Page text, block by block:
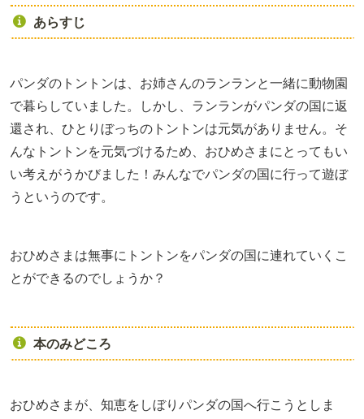
あらすじ
パンダのトントンは、お姉さんのランランと一緒に動物園
で暮らしていました。しかし、ランランがパンダの国に返
還され、ひとりぼっちのトントンは元気がありません。そ
んなトントンを元気づけるため、おひめさまにとってもい
い考えがうかびました！みんなでパンダの国に行って遊ぼ
うというのです。
おひめさまは無事にトントンをパンダの国に連れていくこ
とができるのでしょうか？
本のみどころ
おひめさまが、知恵をしぼりパンダの国へ行こうとしま